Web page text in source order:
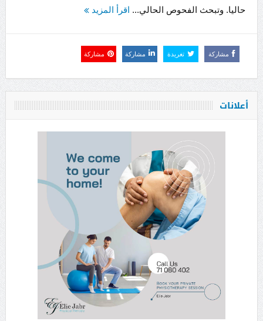
حاليا. وتبحث الفحوص الحالي... اقرأ المزيد
مشاركة تغريدة مشاركة مشاركة
أعلانات